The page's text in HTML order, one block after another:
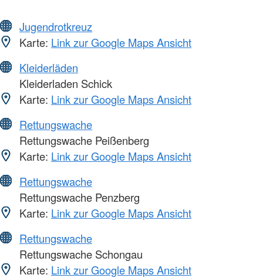
Jugendrotkreuz
Karte: Link zur Google Maps Ansicht
Kleiderläden
Kleiderladen Schick
Karte: Link zur Google Maps Ansicht
Rettungswache
Rettungswache Peißenberg
Karte: Link zur Google Maps Ansicht
Rettungswache
Rettungswache Penzberg
Karte: Link zur Google Maps Ansicht
Rettungswache
Rettungswache Schongau
Karte: Link zur Google Maps Ansicht